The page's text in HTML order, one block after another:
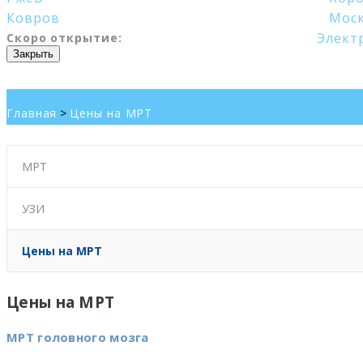
Ковров
Скоро открытие:
Закрыть
Главная > Цены на МРТ
МРТ
УЗИ
Цены на МРТ
Цены на МРТ
МРТ головного мозга